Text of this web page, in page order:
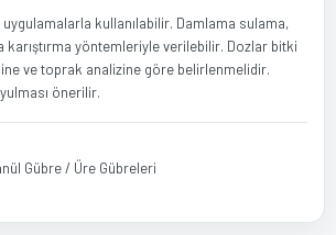
uygulamalarla kullanılabilir. Damlama sulama,
karıştırma yöntemleriyle verilebilir. Dozlar bitki
ve toprak analizine göre belirlenmelidir.
önerilir.
Gübre / Üre Gübreleri